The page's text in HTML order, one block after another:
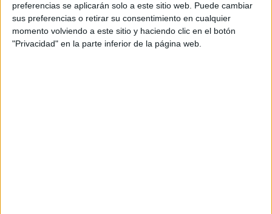
preferencias se aplicarán solo a este sitio web. Puede cambiar
sus preferencias o retirar su consentimiento en cualquier
momento volviendo a este sitio y haciendo clic en el botón
"Privacidad" en la parte inferior de la página web.
Términos y Condiciones de Uso
Aceptolos Términos y Condicionesde uso*